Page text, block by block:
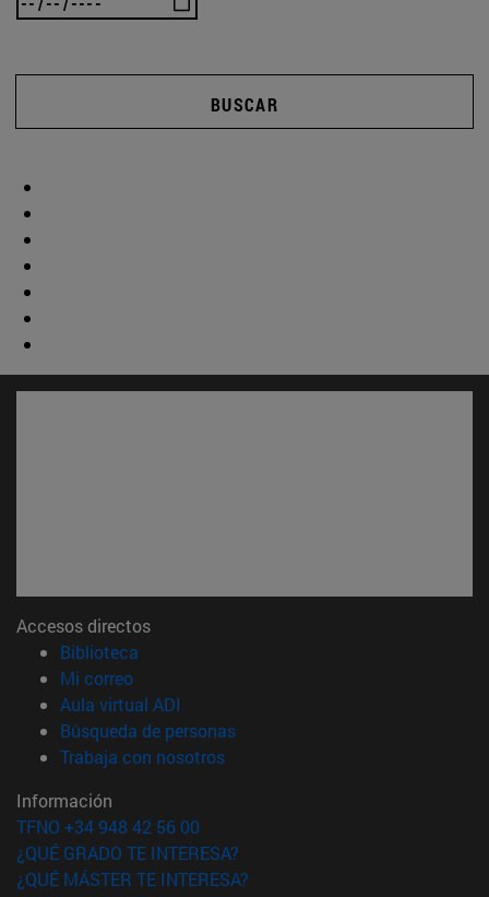
BUSCAR
Accesos directos
Biblioteca
Mi correo(abre en nueva ventana)
Aula virtual ADI
Búsqueda de personas(abre en nueva ventana)
Trabaja con nosotros(abre en nueva ventana)
Información
TFNO +34 948 42 56 00
¿QUÉ GRADO TE INTERESA?
¿QUÉ MÁSTER TE INTERESA?